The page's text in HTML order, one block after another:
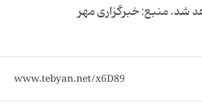
شد. منبع: خبرگزاری مهر